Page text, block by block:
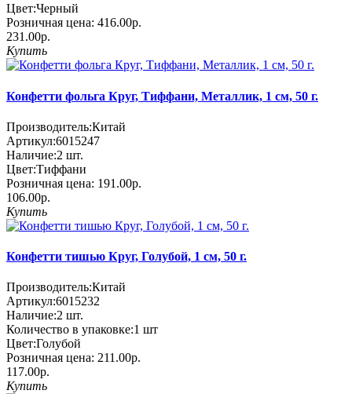
Цвет:Черный
Розничная цена: 416.00р.
231.00р.
Купить
Конфетти фольга Круг, Тиффани, Металлик, 1 см, 50 г.
Производитель:Китай
Артикул:6015247
Наличие:2 шт.
Цвет:Тиффани
Розничная цена: 191.00р.
106.00р.
Купить
Конфетти тишью Круг, Голубой, 1 см, 50 г.
Производитель:Китай
Артикул:6015232
Наличие:2 шт.
Количество в упаковке:1 шт
Цвет:Голубой
Розничная цена: 211.00р.
117.00р.
Купить